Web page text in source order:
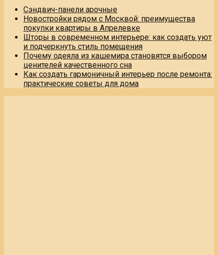
Сэндвич-панели арочные
Новостройки рядом с Москвой: преимущества
покупки квартиры в Апрелевке
Шторы в современном интерьере: как создать уют
и подчеркнуть стиль помещения
Почему одеяла из кашемира становятся выбором
ценителей качественного сна
Как создать гармоничный интерьер после ремонта:
практические советы для дома